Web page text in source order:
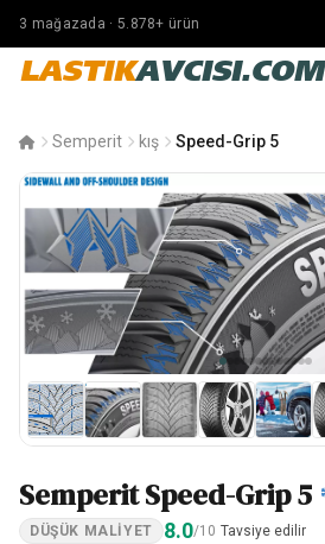
3 mağazada · 5.878+ ürün
LASTIKAVCISI.COM
Semperit kış Speed-Grip 5
Semperit Speed-Grip 5
DÜŞÜK MALIYET 8.0/10 Tavsiye edilir